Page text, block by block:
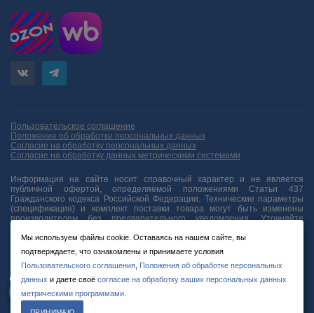
Пользовательское соглашение
Положение об обработке персональных данных
Согласие на обработку персональных данных
Согласие на обработку данных метрическими системами
Информация на сайте носит справочный характер и не является
публичной офертой, определяемой положениями Статьи 437
Гражданского кодекса Российской Федерации. Технические параметры
(спецификация) и комплект поставки товара могут быть изменены
производителем без предварительного уведомления. Уточняйте
© 2012-2026 ООО «Планк» ИНН: 7805595762 ОГРН: 1127847393827
Мы используем файлы cookie. Оставаясь на нашем сайте, вы
подтверждаете, что ознакомлены и принимаете условия
Пользовательского соглашения Положения об обработке персональных
данных и даете своё согласие на обработку ваших персональных данных
метрическими программами